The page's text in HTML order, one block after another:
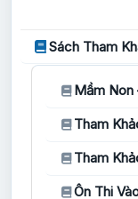
Sách Tham
Mầm Non
Tham
Tham
Ôn Thi